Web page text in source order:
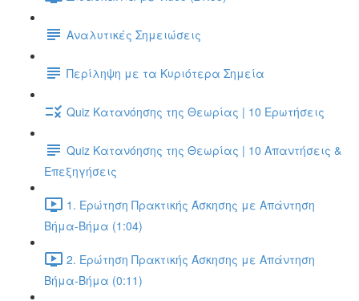
Αναλυτικές Σημειώσεις
Περίληψη με τα Κυριότερα Σημεία
Quiz Κατανόησης της Θεωρίας | 10 Ερωτήσεις
Quiz Κατανόησης της Θεωρίας | 10 Απαντήσεις &
Επεξηγήσεις
1. Ερώτηση Πρακτικής Άσκησης με Απάντηση
Βήμα-Βήμα (1:04)
2. Ερώτηση Πρακτικής Άσκησης με Απάντηση
Βήμα-Βήμα (0:11)